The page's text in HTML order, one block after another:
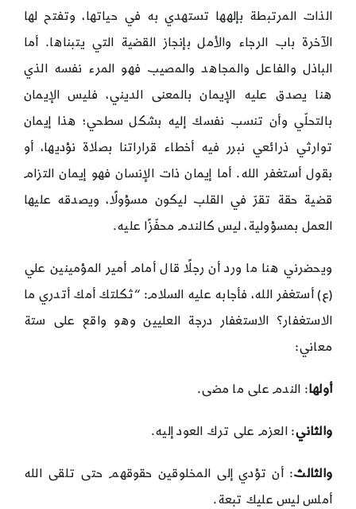
الذات المرتبطة بإلهها تستهدي به في حياتها، وتفتح لها
الآخرة باب الرجاء والأمل بإنجاز القضية التي يتبناها. أما
الباذل والفاعل والمجاهد والمصيب فهو المرء نفسه الذي
هنا يصدق عليه الإيمان بالمعنى الديني، فليس الإيمان
بالتحلّي وأن تنسب نفسك إليه بشكل سطحي؛ هذا إيمان
توارثي ذرائعي نبرر فيه أخطاء قراراتنا بصلاة نؤديها، أو
بقول أستغفر الله. أما إيمان ذات الإنسان فهو إيمان التزام
قضية حقة تقرّ في القلب ليكون مسؤولًا، ويصدقه عليها
العمل بمسؤولية، ليس كالندم محفّزًا عليه.
ويحضرني هنا ما ورد أن رجلًا قال أمام أمير المؤمينين علي
(ع) أستغفر الله، فأجابه عليه السلام: “ثكلتك أمك أتدري ما
الاستغفار؟ الاستغفار درجة العليين وهو واقع على ستة
معاني:
أولها: الندم على ما مضى.
والثاني: العزم على ترك العود إليه.
والثالث: أن تؤدي إلى المخلوقين حقوقهم حتى تلقى الله
أملس ليس عليك تبعة.